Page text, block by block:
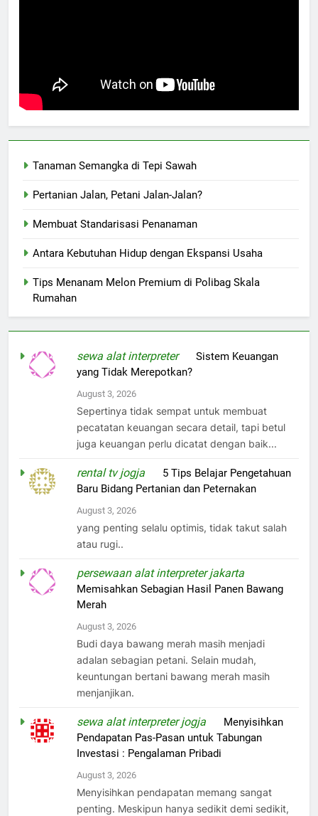
Tanaman Semangka di Tepi Sawah
Pertanian Jalan, Petani Jalan-Jalan?
Membuat Standarisasi Penanaman
Antara Kebutuhan Hidup dengan Ekspansi Usaha
Tips Menanam Melon Premium di Polibag Skala
Rumahan
sewa alat interpreteronSistem Keuangan
yang Tidak Merepotkan?
August 3, 2026
Sepertinya tidak sempat untuk membuat
pecatatan keuangan secara detail, tapi betul
juga keuangan perlu dicatat dengan baik...
rental tv jogja
5 Tips Belajar Pengetahuan
Baru Bidang Pertanian dan Peternakan
August 3, 2026
yang penting selalu optimis, tidak takut salah
atau rugi..
persewaan alat interpreter jakarta
Memisahkan Sebagian Hasil Panen Bawang
Merah
August 3, 2026
Budi daya bawang merah masih menjadi
adalan sebagian petani. Selain mudah,
keuntungan bertani bawang merah masih
menjanjikan.
sewa alat interpreter jogja
Menyisihkan
Pendapatan Pas-Pasan untuk Tabungan
Investasi : Pengalaman Pribadi
August 3, 2026
Menyisihkan pendapatan memang sangat
penting. Meskipun hanya sedikit demi sedikit,